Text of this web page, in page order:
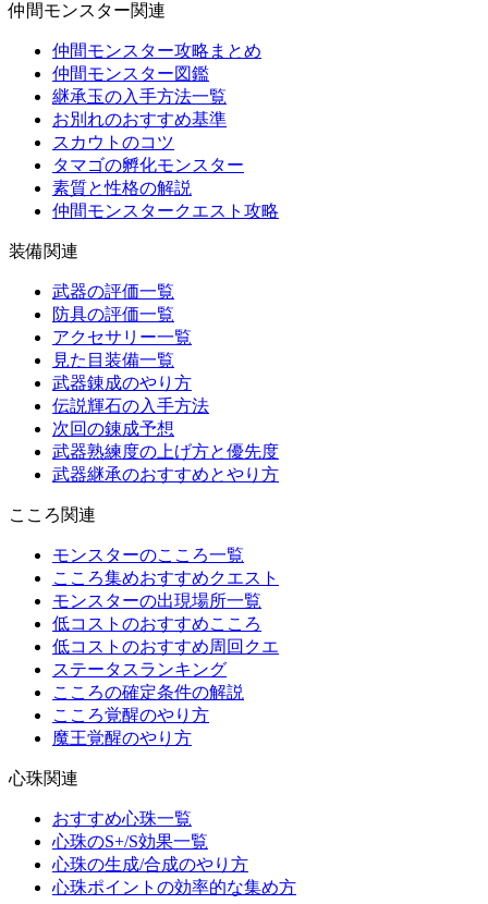
仲間モンスター関連
仲間モンスター攻略まとめ
仲間モンスター図鑑
継承玉の入手方法一覧
お別れのおすすめ基準
スカウトのコツ
タマゴの孵化モンスター
素質と性格の解説
仲間モンスタークエスト攻略
装備関連
武器の評価一覧
防具の評価一覧
アクセサリー一覧
見た目装備一覧
武器錬成のやり方
伝説輝石の入手方法
次回の錬成予想
武器熟練度の上げ方と優先度
武器継承のおすすめとやり方
こころ関連
モンスターのこころ一覧
こころ集めおすすめクエスト
モンスターの出現場所一覧
低コストのおすすめこころ
低コストのおすすめ周回クエ
ステータスランキング
こころの確定条件の解説
こころ覚醒のやり方
魔王覚醒のやり方
心珠関連
おすすめ心珠一覧
心珠のS+/S効果一覧
心珠の生成/合成のやり方
心珠ポイントの効率的な集め方